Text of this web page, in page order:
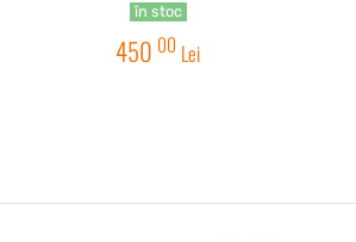
în stoc
450 00 Lei